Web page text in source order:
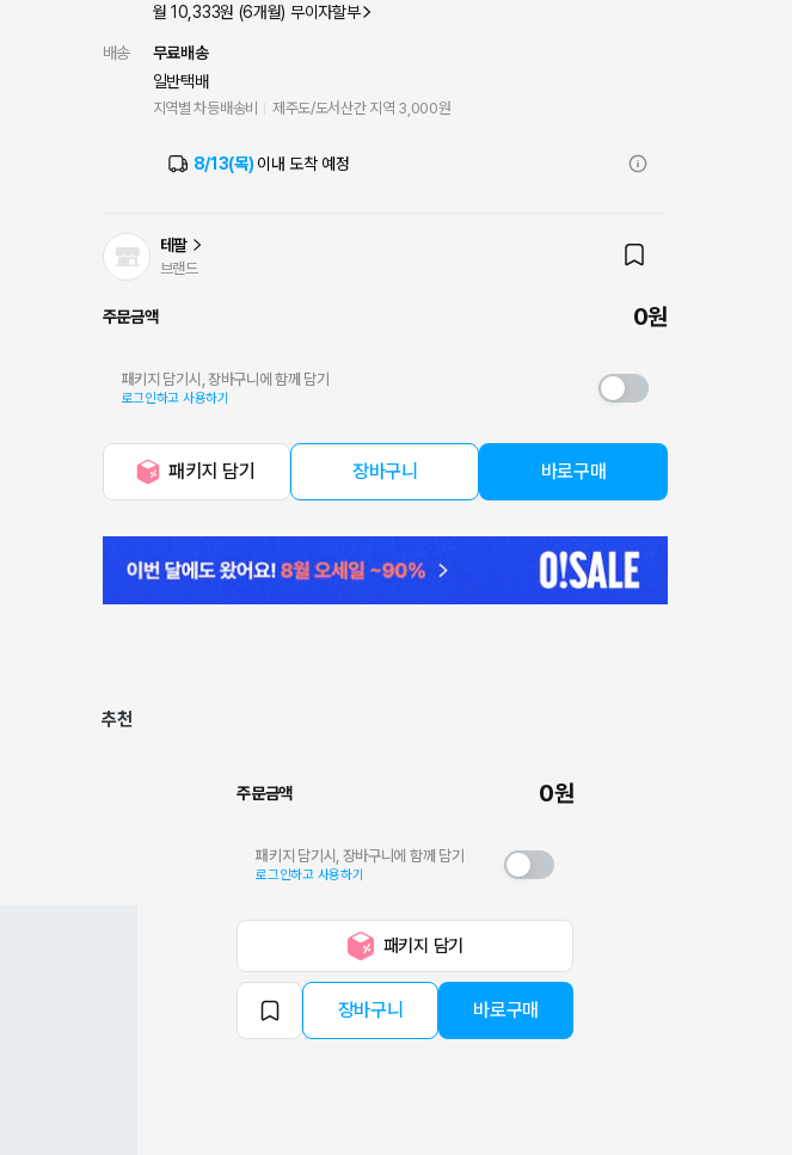
월 10,333원 (6개월) 무이자할부
배송
무료배송
일반택배
지역별 차등배송비 제주도/도서산간 지역 3,000원
8/13(목) 이내 도착 예정
테팔
브랜드
주문금액 0원
패키지 담기시, 장바구니에 함께 담기
로그인하고 사용하기
패키지 담기 장바구니 바로구매
추천
주문금액 0원
패키지 담기시, 장바구니에 함께 담기
로그인하고 사용하기
패키지 담기
장바구니 바로구매